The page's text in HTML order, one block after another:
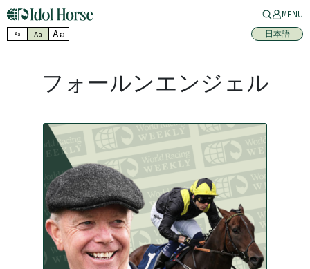
MENU
Aa Aa Aa 日本語
フォールンエンジェル